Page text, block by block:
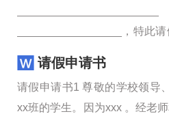
_________________，特此
请假申请书
请假申请书1 尊敬的学校领导
xx班的学生。因为xxx 。经老